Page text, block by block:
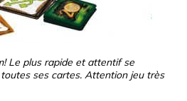
Le plus rapide et attentif se
ses cartes. Attention jeu très